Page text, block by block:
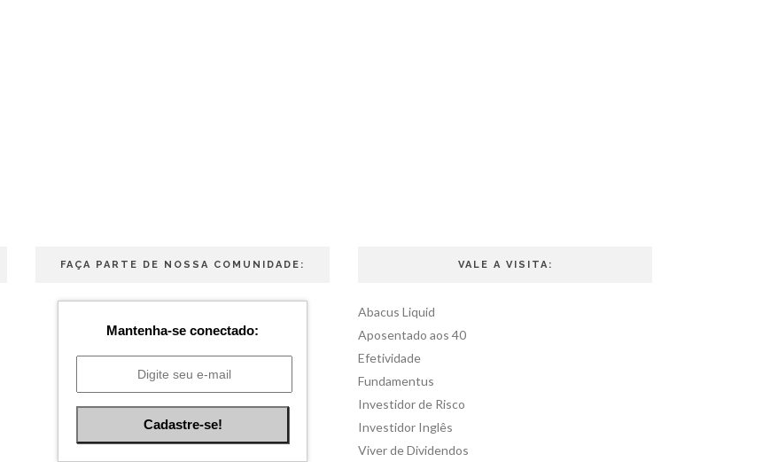
FAÇA PARTE DE NOSSA COMUNIDADE:
Mantenha-se conectado:
VALE A VISITA:
Abacus Liquid
Aposentado aos 40
Efetividade
Fundamentus
Investidor de Risco
Investidor Inglês
Viver de Dividendos